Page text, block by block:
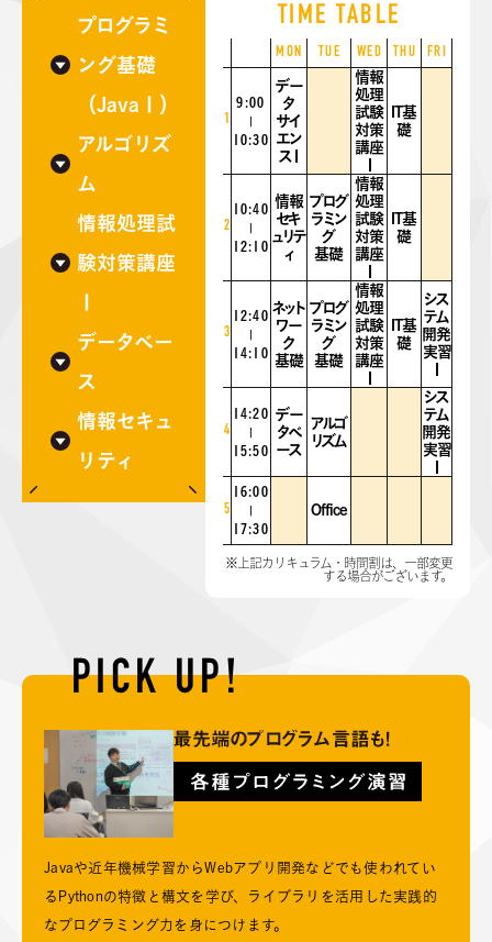
プログラミ
ング基礎
（JavaⅠ）
アルゴリズ
ム
情報処理試
験対策講座
データベー
ス
情報セキュ
リティ
TIME TABLE
MON TUE WED THU FRI
1
9:00
10:30
デー
タ
サイ
エン
スⅠ
情報
処理
試験
対策
講座
IT基
礎
2
10:40
12:10
情報
セキ
ュリテ
ィ
プログ
ラミン
グ
基礎
情報
処理
試験
対策
講座
IT基
礎
3
12:40
14:10
ネット
ワー
ク
基礎
プログ
ラミン
グ
基礎
情報
処理
試験
対策
講座
IT基
礎
シス
テム
開発
実習
4
14:20
15:50
デー
タベ
ース
アルゴ
リズム
シス
テム
開発
実習
5
16:00
17:30
Office
※上記カリキュラム・時間割は、一部変更
する場合がございます。
PICK UP!
Javaや近年機械学習からWebアプリ開発などでも使われてい
るPythonの特徴と構文を学び、ライブラリを活用した実践的
なプログラミング力を身につけます。